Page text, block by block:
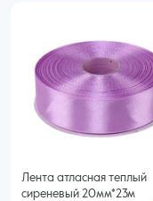
Лента атласная теплый
сиреневый 20мм*23м